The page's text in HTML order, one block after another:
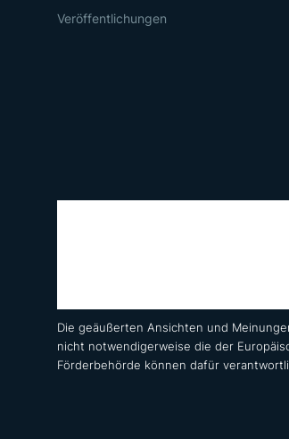
Veröffentlichungen
Die geäußerten Ansichten und
nicht notwendigerweise die der
Förderbehörde können dafür